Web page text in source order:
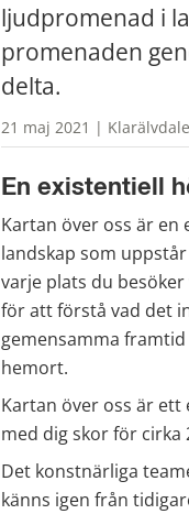
ljudpromenad i
promenaden
delta.
21 maj 2021 |
En existentiell
Kartan över oss är
landskap som
varje plats du
för att förstå vad det
gemensamma
hemort.
Kartan över oss är
med dig skor för
Det konstnärliga
känns igen från